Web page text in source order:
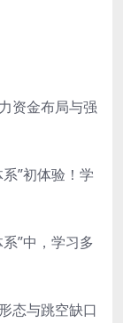
资金布局与强
”初体验！学
”中，学习多
态与跳空缺口